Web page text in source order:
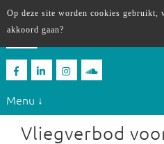
Menu ↓
Vliegverbod
Op deze site worden cookies gebruikt,
akkoord gaan?